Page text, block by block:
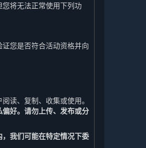
将无法正常使用下列功
您是否符合活动资格并向
读、复制、收集或使用。
好。请勿上传、发布或分
我们可能在特定情况下委